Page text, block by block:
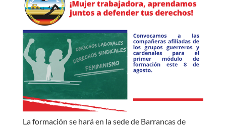
La formación se hará en la sede de Barrancas de